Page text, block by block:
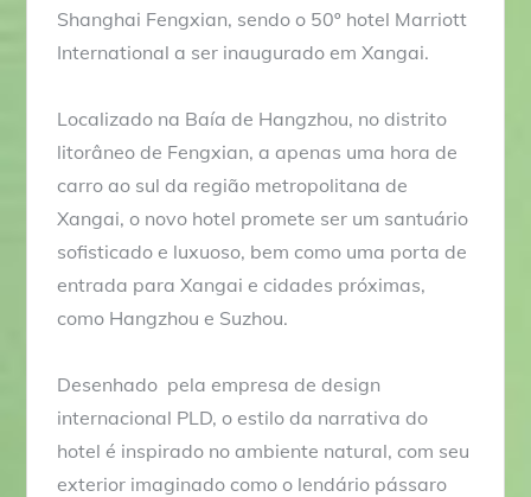
Shanghai Fengxian, sendo o 50º hotel Marriott
International a ser inaugurado em Xangai.
Localizado na Baía de Hangzhou, no distrito
litorâneo de Fengxian, a apenas uma hora de
carro ao sul da região metropolitana de
Xangai, o novo hotel promete ser um santuário
sofisticado e luxuoso, bem como uma porta de
entrada para Xangai e cidades próximas,
como Hangzhou e Suzhou.
Desenhado pela empresa de design
internacional PLD, o estilo da narrativa do
hotel é inspirado no ambiente natural, com seu
exterior imaginado como o lendário pássaro